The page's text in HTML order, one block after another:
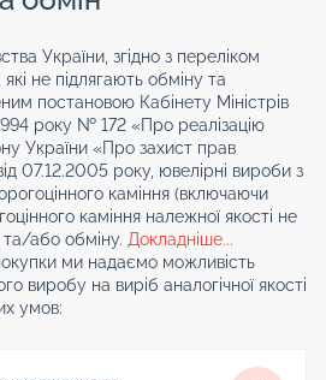
України, згідно з переліком
не підлягають обміну та
постановою Кабінету Міністрів
року № 172 «Про реалізацію
України «Про захист прав
07.12.2005 року, ювелірні вироби з
каміння (включаючи
каміння належної якості не
або обміну. Докладніше...
ми надаємо можливість
виробу на виріб аналогічної якості
умов: